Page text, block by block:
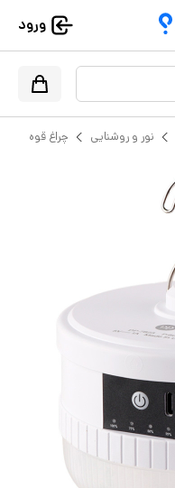
ورود
نور و روشنایی چراغ قوه